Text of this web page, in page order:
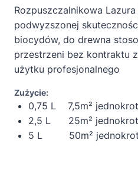
Rozpuszczalnikowa
podwyzszonej
biocydów, do drewna
przestrzeni bez kontraktu
użytku profesjonalnego
Zużycie:
0,75 L 7,5m²
2,5 L 25m²
5 L 50m²